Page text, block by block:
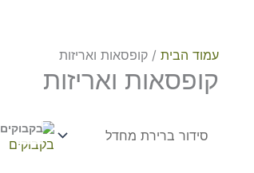
עמוד הבית / קופסאות ואריזות
קופסאות ואריזות
בקבוקים